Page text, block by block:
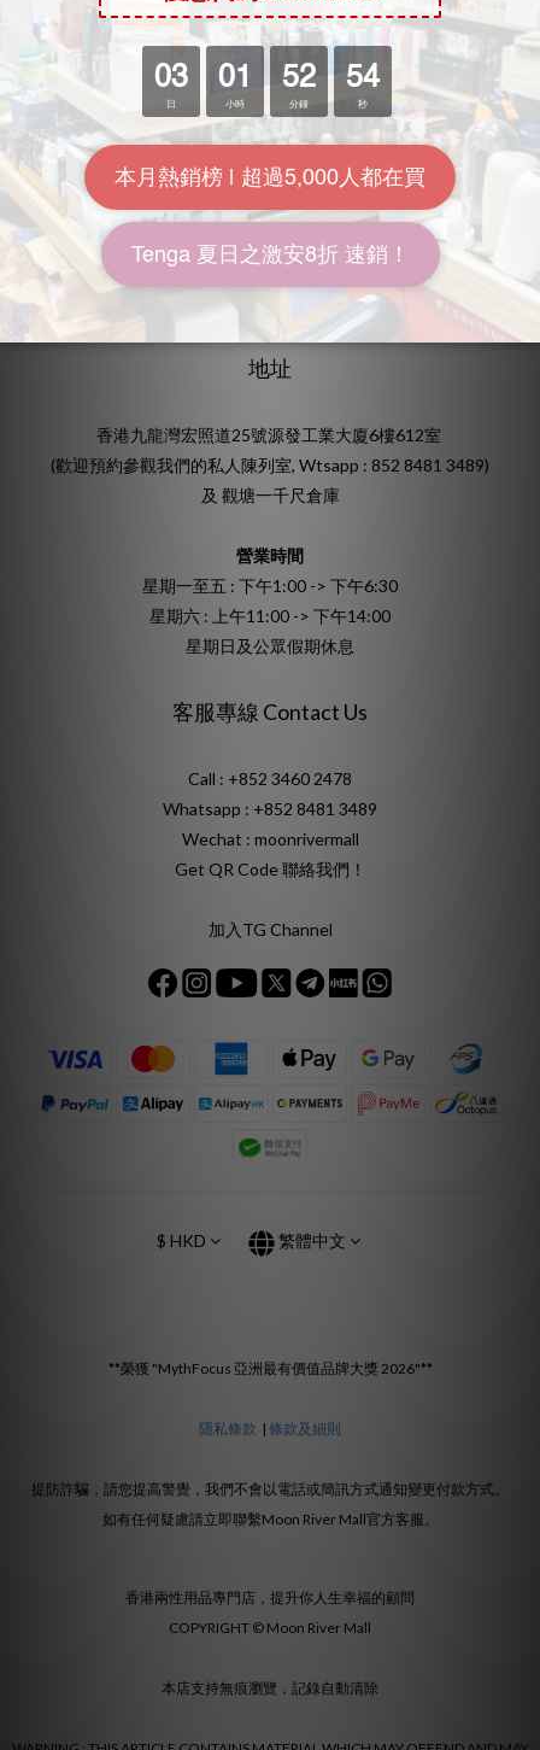
KOL計劃
常用資訊
送貨包裝
付款方式
送貨方式
常見問題：一般用戶
退換貨政策
保修及更換
地址
香港九龍灣宏照道25號源發工業大廈6樓612室
(歡迎預約參觀我們的私人陳列室, Wtsapp : 852 8481 3489)
及 觀塘一千尺倉庫
營業時間
星期一至五 : 下午1:00 -> 下午6:30
星期六 : 上午11:00 -> 下午14:00
星期日及公眾假期休息
客服專線 Contact Us
Call : +852 3460 2478
Whatsapp : +852 8481 3489
Wechat : moonrivermall
Get QR Code 聯絡我們！
加入TG Channel
$ HKD 繁體中文
**榮獲 "MythFocus 亞洲最有價值品牌大獎 2026"**
隱私條款 | 條款及細則
提防詐騙，請您提高警覺，我們不會以電話或簡訊方式通知變更付款方式。
如有任何疑慮請立即聯繫Moon River Mall官方客服。
香港兩性用品專門店，提升你人生幸福的顧問
COPYRIGHT © Moon River Mall
本店支持無痕瀏覽，記錄自動清除